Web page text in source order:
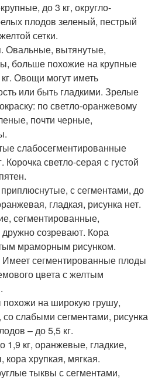
до 3 кг, округло-
плодов зеленый, пестрый
сетки.
Овальные, вытянутые,
больше похожие на крупные
Овощи могут иметь
или быть гладкими. Зрелые
по светло-оранжевому
почти черные,
слабосегментированные
светло-серая с густой
с сегментами, до
гладкая, рисунка нет.
сегментированные,
дружно созревают. Кора
мраморным рисунком.
Имеет сегментированные плоды
цвета с желтым
на широкую грушу,
слабыми сегментами, рисунка
– до 5,5 кг.
1,9 кг, оранжевые, гладкие,
хрупкая, мягкая.
тыквы с сегментами,